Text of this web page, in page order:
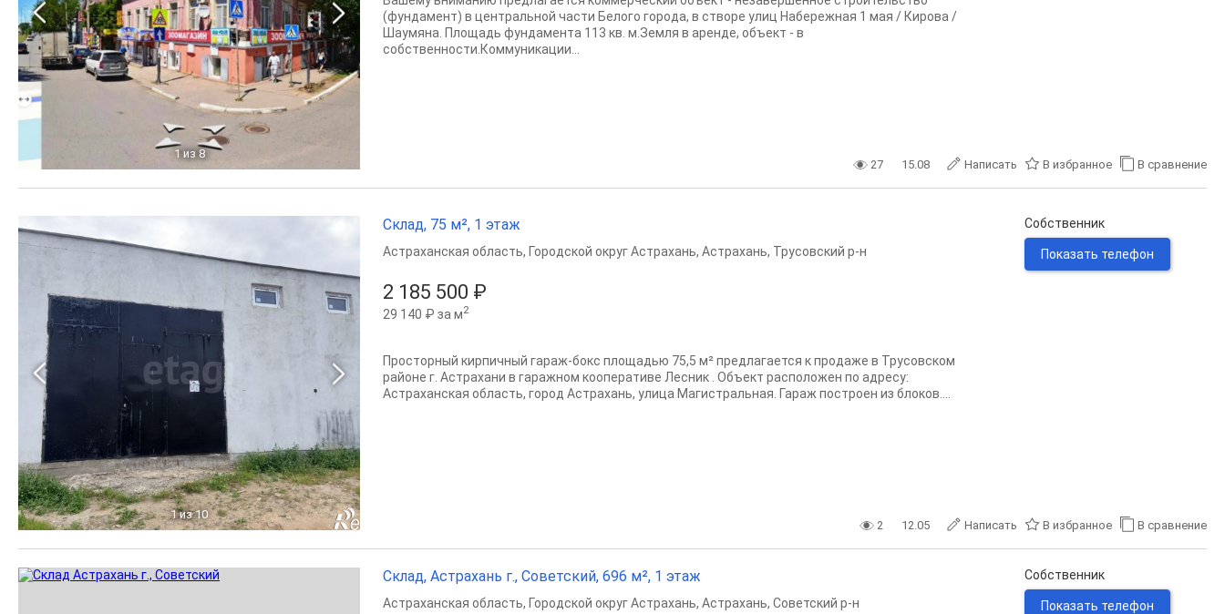
1 из 8
(фундамент) в центральной части Белого города, в створе улиц Набережная 1 мая / Кирова /
Шаумяна. Площадь фундамента 113 кв. м.Земля в аренде, объект - в
собственности.Коммуникации...
27 15.08 Написать В избранное В сравнение
1 из 10
Склад, 75 м², 1 этаж
2 185 500 ₽
29 140 ₽ за м2
Астраханская область, Городской округ Астрахань, Астрахань, Трусовский р-н
Просторный кирпичный гараж-бокс площадью 75,5 м² предлагается к продаже в Трусовском
районе г. Астрахани в гаражном кооперативе Лесник . Объект расположен по адресу:
Астраханская область, город Астрахань, улица Магистральная. Гараж построен из блоков....
Собственник
Показать телефон
2 12.05 Написать В избранное В сравнение
Склад, Астрахань г., Советский, 696 м², 1 этаж
Астраханская область, Городской округ Астрахань, Астрахань, Советский р-н
Собственник
Показать телефон